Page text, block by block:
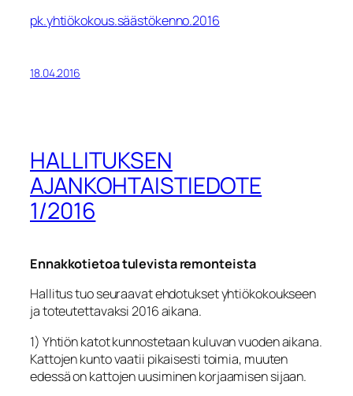
pk.yhtiökokous.säästökenno.2016
18.04.2016
HALLITUKSEN
AJANKOHTAISTIEDOTE
1/2016
Ennakkotietoa tulevista remonteista
Hallitus tuo seuraavat ehdotukset yhtiökokoukseen
ja toteutettavaksi 2016 aikana.
1) Yhtiön katot kunnostetaan kuluvan vuoden aikana.
Kattojen kunto vaatii pikaisesti toimia, muuten
edessä on kattojen uusiminen korjaamisen sijaan.